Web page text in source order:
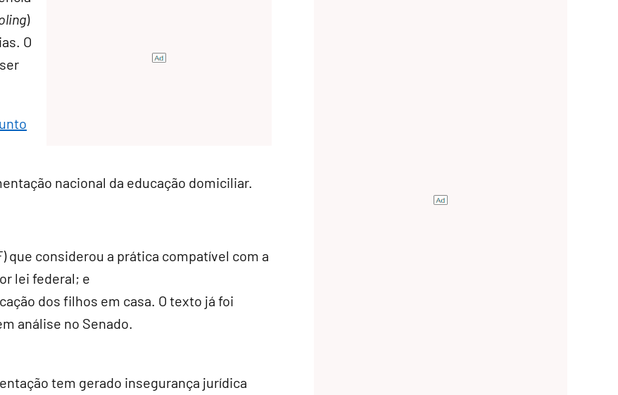
)
O
nacional da educação domiciliar.
que considerou a prática compatível com a
lei federal; e
dos filhos em casa. O texto já foi
análise no Senado.
tem gerado insegurança jurídica